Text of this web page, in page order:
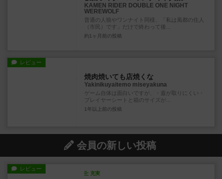
KAMEN RIDER DOUBLE ONE NIGHT
WEREWOLF
普通の人狼やワンナイト同様、「私は風都の住人
（市民）です」だけで終わって後...
約1ヶ月前 の投稿
レビュー
焼肉焼いても店焼くな
Yakinikuyaitemo miseyakuna
ゲーム自体は面白いですが、・蓋が取りにくい・
プレイヤーシートと箱のサイズが...
1年以上前 の投稿
会員の新しい投稿
レビュー
充実